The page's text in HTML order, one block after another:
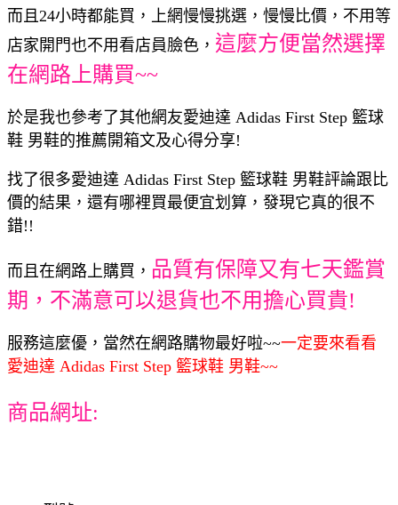
而且24小時都能買，上網慢慢挑選，慢慢比價，不用等
店家開門也不用看店員臉色， 這麼方便當然選擇
在網路上購買~~
於是我也參考了其他網友愛迪達 Adidas First Step 籃球
鞋 男鞋的推薦開箱文及心得分享!
找了很多愛迪達 Adidas First Step 籃球鞋 男鞋評論跟比
價的結果，還有哪裡買最便宜划算，發現它真的很不
錯!!
而且在網路上購買， 品質有保障又有七天鑑賞
期，不滿意可以退貨也不用擔心買貴!
服務這麼優，當然在網路購物最好啦~~一定要來看看
愛迪達 Adidas First Step 籃球鞋 男鞋~~
商品網址: